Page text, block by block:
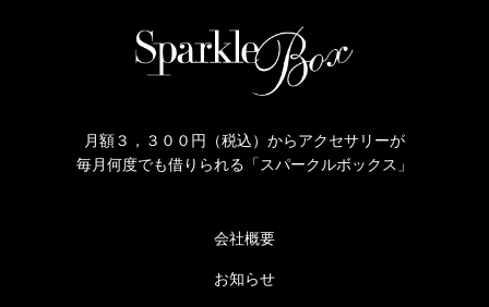
月額３，３００円（税込）からアクセサリーが
毎月何度でも借りられる「スパークルボックス」
会社概要
お知らせ